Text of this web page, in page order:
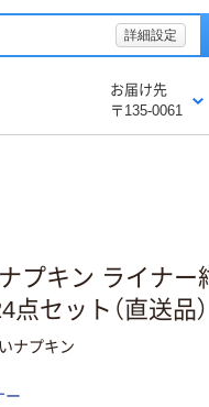
詳細設定
お届け先
〒135-0061
プキン ライナー
セット（直送品）
ナプキン
ー